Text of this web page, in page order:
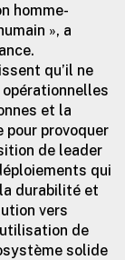
homme-
», a
qu’il ne
et la
provoquer
de leader
qui
durabilité et
vers
de
solide